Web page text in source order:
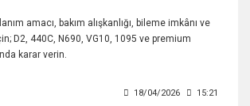
amacı, bakım alışkanlığı, bileme imkânı ve
D2, 440C, N690, VG10, 1095 ve premium
karar verin.
18/04/2026 15:21